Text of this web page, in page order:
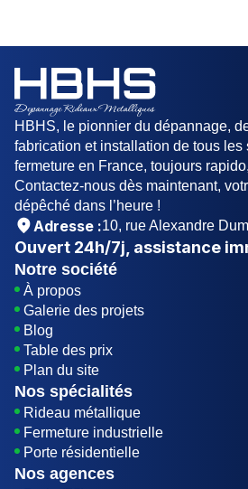
HBHS, le pionnier du dépannage,
fabrication et installation de tous les
fermeture en France, toujours
Contactez-nous dès maintenant,
dépêché dans l’heure !
Adresse :10, rue Alexandre
Ouvert 24h/7j , assistance
Notre société
À propos
Galerie des projets
Blog
Table des prix
Plan du site
Nos spécialités
Rideau métallique
Fermeture industrielle
Porte résidentielle
Nos agences